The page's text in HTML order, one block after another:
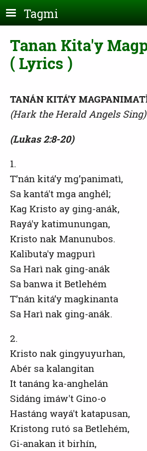
Skip to main content
Tagmi
Tanan Kita'y
( Lyrics )
TANÁN KITÁ’Y
(Hark the Herald Angels Sing)
(Lukas 2:8-20)
1.
T’nán kitá’y mg’panimatì,
Sa kantá't mga anghél;
Kag Kristo ay ging-anák,
Rayá'y katimunungan,
Kristo nak Manunubos.
Kalibuta'y magpurì
Sa Harì nak ging-anák
Sa banwa it Betlehém
T’nán kitá’y magkinanta
Sa Harì nak ging-anák.
2.
Kristo nak gingyuyurhan,
Abér sa kalangitan
It tanáng ka-anghelán
Sidáng imáw't Gino-o
Hastáng wayá't katapusan,
Kristong rutó sa Betlehém,
Gi-anakan it birhín,